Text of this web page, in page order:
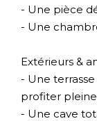
- Une pièce
- Une
Extérieurs &
- Une
profiter
- Une cave